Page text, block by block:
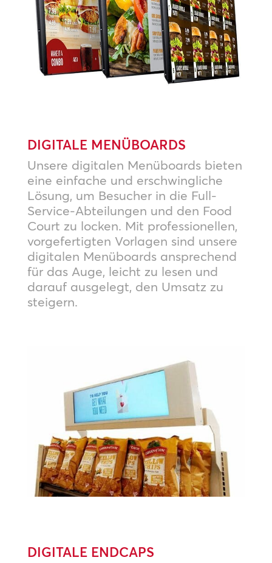
DIGITALE MENÜBOARDS
Unsere digitalen Menüboards bieten
eine einfache und erschwingliche
Lösung, um Besucher in die Full-
Service-Abteilungen und den Food
Court zu locken. Mit professionellen,
vorgefertigten Vorlagen sind unsere
digitalen Menüboards ansprechend
für das Auge, leicht zu lesen und
darauf ausgelegt, den Umsatz zu
steigern.
DIGITALE ENDCAPS